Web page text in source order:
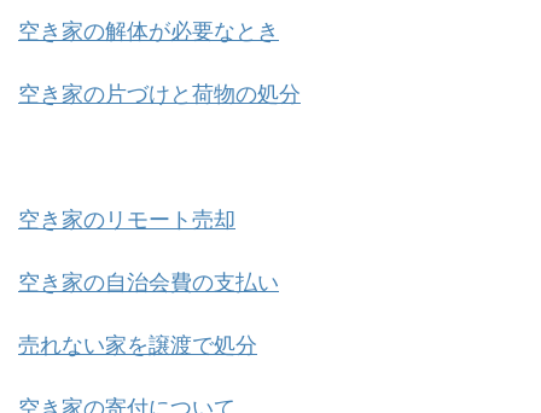
空き家の解体が必要なとき
空き家の片づけと荷物の処分
空き家のリモート売却
空き家の自治会費の支払い
売れない家を譲渡で処分